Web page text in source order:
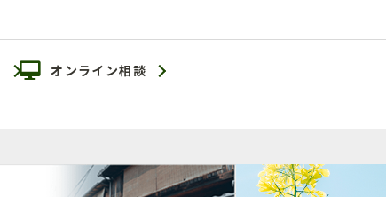
オンライン相談